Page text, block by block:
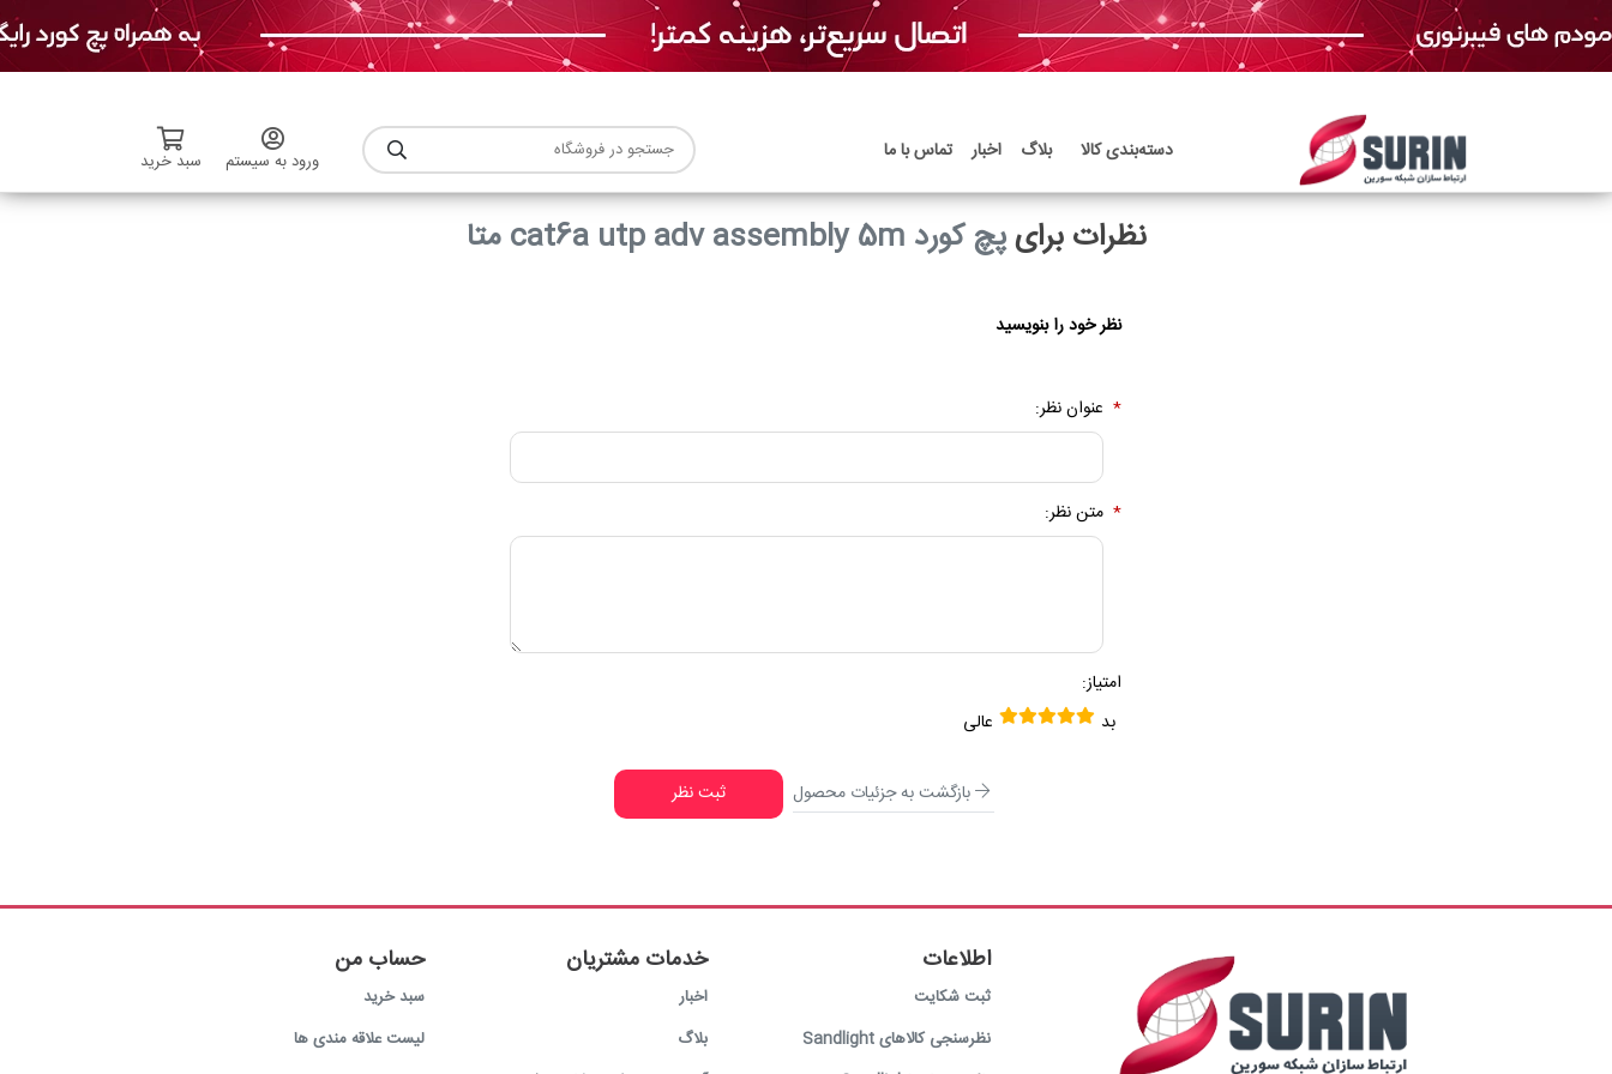
دسته‌بندی‌ کالا بلاگ اخبار تماس با ما ورود به سیستم سبد خرید
نظرات برایپچ کورد cat6a utp adv assembly 5m متا
نظر خود را بنویسید
عنوان نظر: *
متن نظر: *
امتیاز:
بد
عالی
بازگشت به جزئیات محصول ثبت نظر
اطلاعات
ثبت شکایت
نظرسنجی کالاهای Sandlight
خدمات مشتریان
اخبار
بلاگ
حساب من
سبد خرید
لیست علاقه مندی ها